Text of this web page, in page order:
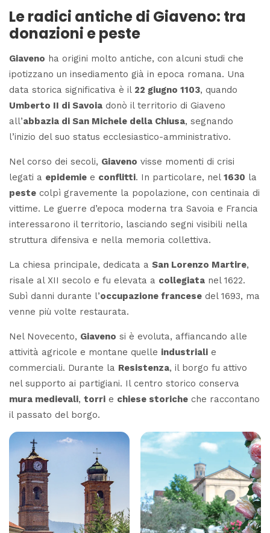
Le radici antiche di Giaveno: tra
donazioni e peste
Giaveno ha origini molto antiche, con alcuni studi che
ipotizzano un insediamento già in epoca romana. Una
data storica significativa è il 22 giugno 1103, quando
Umberto II di Savoia donò il territorio di Giaveno
all’abbazia di San Michele della Chiusa, segnando
l’inizio del suo status ecclesiastico-amministrativo.
Nel corso dei secoli, Giaveno visse momenti di crisi
legati a epidemie e conflitti. In particolare, nel 1630 la
peste colpì gravemente la popolazione, con centinaia di
vittime. Le guerre d’epoca moderna tra Savoia e Francia
interessarono il territorio, lasciando segni visibili nella
struttura difensiva e nella memoria collettiva.
La chiesa principale, dedicata a San Lorenzo Martire,
risale al XII secolo e fu elevata a collegiata nel 1622.
Subì danni durante l’occupazione francese del 1693, ma
venne più volte restaurata.
Nel Novecento, Giaveno si è evoluta, affiancando alle
attività agricole e montane quelle industriali e
commerciali. Durante la Resistenza, il borgo fu attivo
nel supporto ai partigiani. Il centro storico conserva
mura medievali, torri e chiese storiche che raccontano
il passato del borgo.